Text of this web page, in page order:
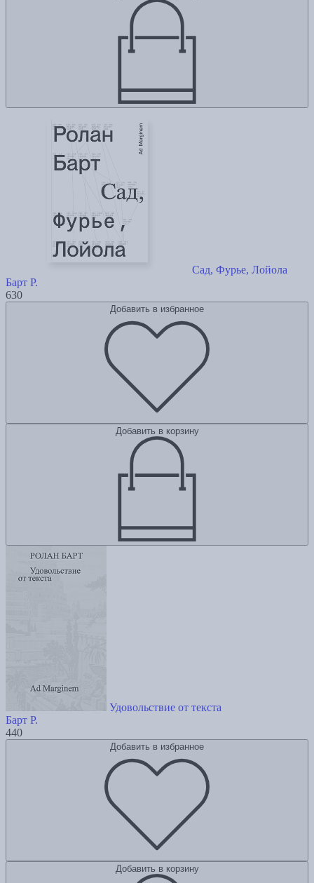
Сад, Фурье, Лойола
Барт Р.
630
Добавить в избранное
Добавить в корзину
Удовольствие от текста
Барт Р.
440
Добавить в избранное
Добавить в корзину